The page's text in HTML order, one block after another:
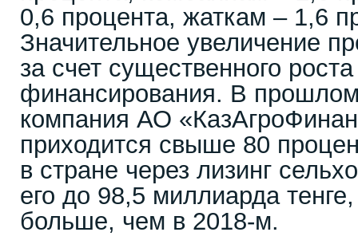
0,6 процента, жаткам – 1,6
Значительное увеличение
за счет существенного
финансирования. В
компания АО
приходится свыше 80
в стране через лизинг
его до 98,5 миллиарда
больше, чем в 2018-м.